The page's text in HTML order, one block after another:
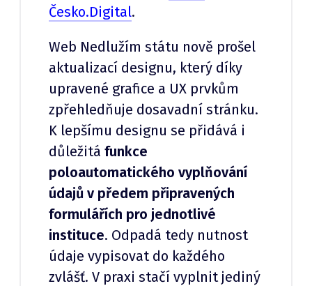
Česko.Digital.
Web Nedlužím státu nově prošel
aktualizací designu, který díky
upravené grafice a UX prvkům
zpřehledňuje dosavadní stránku.
K lepšímu designu se přidává i
důležitá funkce
poloautomatického vyplňování
údajů v předem připravených
formulářích pro jednotlivé
instituce. Odpadá tedy nutnost
údaje vypisovat do každého
zvlášť. V praxi stačí vyplnit jediný